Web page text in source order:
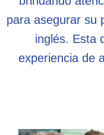
para asegurar su
inglés. Esta
experiencia de